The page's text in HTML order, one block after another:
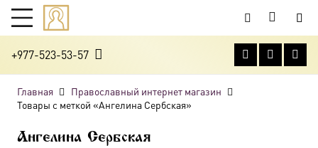
+977-523-53-57
Главная
Православный интернет магазин
Товары с меткой «Ангелина Сербская»
Ангелина Сербская